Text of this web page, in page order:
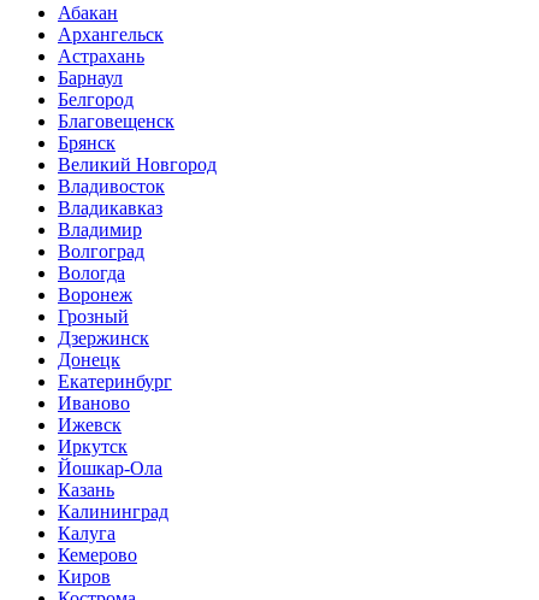
Абакан
Архангельск
Астрахань
Барнаул
Белгород
Благовещенск
Брянск
Великий Новгород
Владивосток
Владикавказ
Владимир
Волгоград
Вологда
Воронеж
Грозный
Дзержинск
Донецк
Екатеринбург
Иваново
Ижевск
Иркутск
Йошкар-Ола
Казань
Калининград
Калуга
Кемерово
Киров